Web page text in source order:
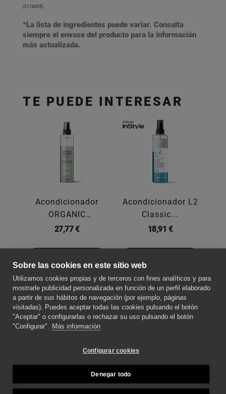
(CI 16035)
*La lista de ingredientes puede variar. Consulta
siempre el envase del producto para la información
más actualizada.
TE PUEDE INTERESAR
Acondicionador
ORGANIC
BALANCE -TEKNIA
27,77 €
Comprar
Acondicionador L2
Classic...
18,91 €
SOBRE NOSOTROS
CONTACTE CON NOSOTROS
SÍGUENOS PARA ESTAR AL DÍA DE LAS
MÉTODOS DE PAGO
Sobre las cookies en este sitio web
Utilizamos cookies propias y de terceros con fines analíticos y para
mostrarle publicidad personalizada en función de un perfil elaborado
a partir de sus hábitos de navegación (por ejemplo, páginas
visitadas). Puedes aceptar todas las cookies pulsando el botón
"Aceptar" o configurarlas o rechazar su uso pulsando el botón
"Configurar". Más información
Configurar cookies
Denegar todo